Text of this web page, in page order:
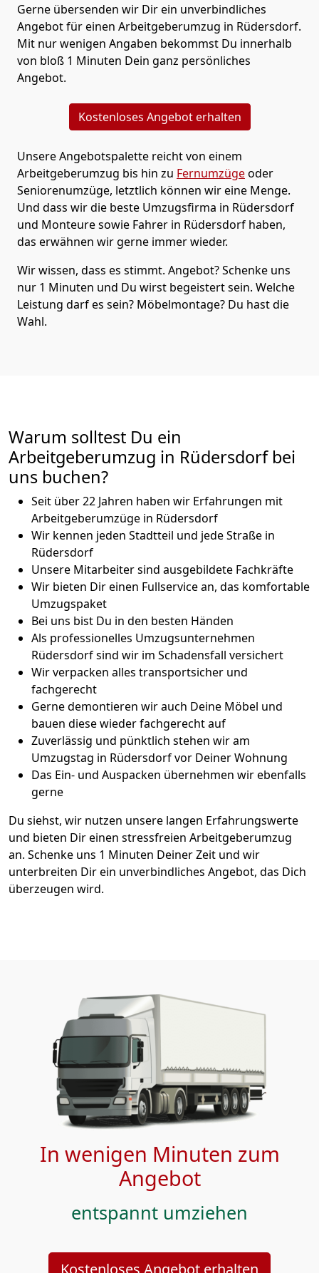
Gerne übersenden wir Dir ein unverbindliches
Angebot für einen Arbeitgeberumzug in Rüdersdorf.
Mit nur wenigen Angaben bekommst Du innerhalb
von bloß 1 Minuten Dein ganz persönliches
Angebot.
Kostenloses Angebot erhalten
Unsere Angebotspalette reicht von einem
Arbeitgeberumzug bis hin zu Fernumzügeoder
Seniorenumzüge, letztlich können wir eine Menge.
Und dass wir die beste Umzugsfirma in Rüdersdorf
und Monteure sowie Fahrer in Rüdersdorf haben,
das erwähnen wir gerne immer wieder.
Wir wissen, dass es stimmt. Angebot? Schenke uns
nur 1 Minuten und Du wirst begeistert sein. Welche
Leistung darf es sein? Möbelmontage? Du hast die
Wahl.
Warum solltest Du ein
Arbeitgeberumzug in Rüdersdorf bei
uns buchen?
Seit über 22 Jahren haben wir Erfahrungen mit
Arbeitgeberumzüge in Rüdersdorf
Wir kennen jeden Stadtteil und jede Straße in
Rüdersdorf
Unsere Mitarbeiter sind ausgebildete Fachkräfte
Wir bieten Dir einen Fullservice an, das komfortable
Umzugspaket
Bei uns bist Du in den besten Händen
Als professionelles Umzugsunternehmen
Rüdersdorf sind wir im Schadensfall versichert
Wir verpacken alles transportsicher und
fachgerecht
Gerne demontieren wir auch Deine Möbel und
bauen diese wieder fachgerecht auf
Zuverlässig und pünktlich stehen wir am
Umzugstag in Rüdersdorf vor Deiner Wohnung
Das Ein- und Auspacken übernehmen wir ebenfalls
gerne
Du siehst, wir nutzen unsere langen Erfahrungswerte
und bieten Dir einen stressfreien Arbeitgeberumzug
an. Schenke uns 1 Minuten Deiner Zeit und wir
unterbreiten Dir ein unverbindliches Angebot, das Dich
überzeugen wird.
In wenigen Minuten zum
Angebot
entspannt umziehen
Kostenloses Angebot erhalten